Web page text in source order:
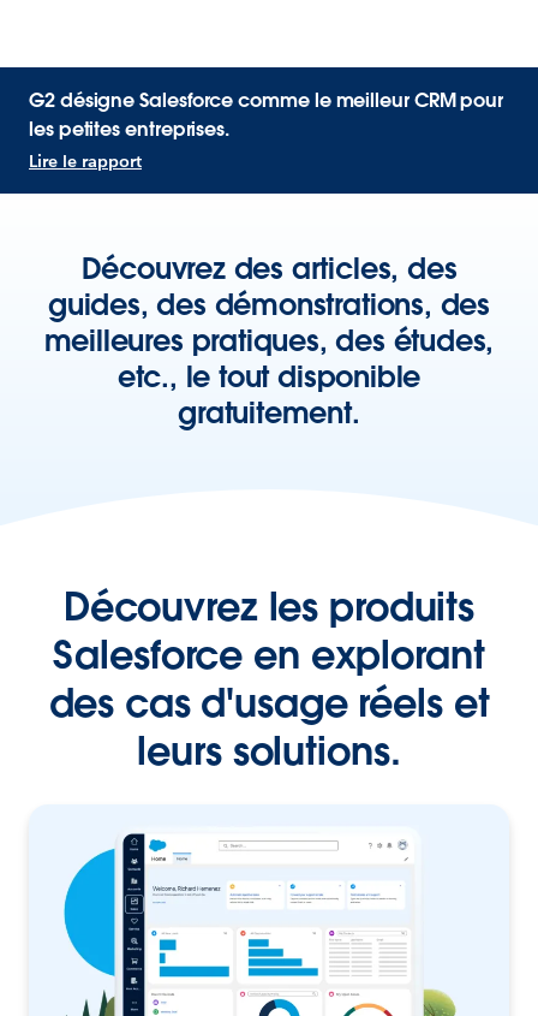
G2 désigne Salesforce comme le meilleur CRM pour
les petites entreprises.
Lire le rapport
Découvrez des articles, des
guides, des démonstrations, des
meilleures pratiques, des études,
etc., le tout disponible
gratuitement.
Découvrez les produits
Salesforce en explorant
des cas d'usage réels et
leurs solutions.